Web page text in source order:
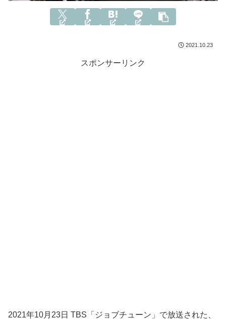
2021.10.23
スポンサーリンク
2021年10月23日 TBS「ジョブチューン」で放送された、